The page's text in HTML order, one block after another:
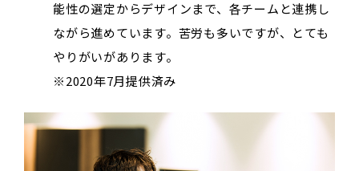
能性の選定からデザインまで、各チームと連携し
ながら進めています。苦労も多いですが、とても
やりがいがあります。
※2020年7月提供済み